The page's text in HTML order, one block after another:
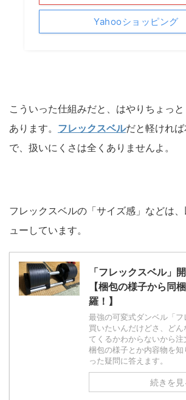
Yahooショッピング
こういった仕組みだと、はやりちょっ
あります。 フレックスベルだと軽けれ
で、扱いにくさは全くありませんよ。
フレックスベルの「サイズ感」などは
ューしています。
「フレックスベル」
【梱包の様子から同
羅！】
最強の可変式ダンベル「
買いたいんだけどさ、ど
てくるかわからないから注
梱包の様子とか内容物を
った疑問に答えます。
続きを見